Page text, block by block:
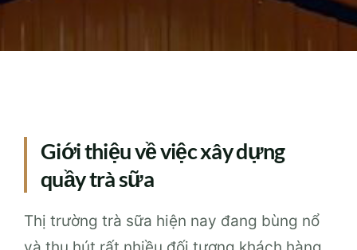
Giới thiệu về việc xây dựng
quầy trà sữa
Thị trường trà sữa hiện nay đang bùng nổ